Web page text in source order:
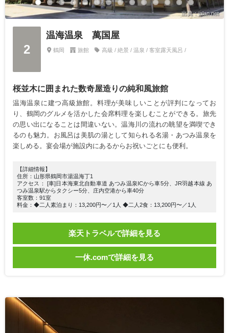
出典：jalan.net
2
温海温泉 萬国屋
鶴岡 旅館 高級 / 絶景 / 温泉 / 客室露天風呂 /
桜並木に囲まれた数奇屋造りの純和風旅館
温海温泉に建つ高級旅館。料理が美味しいことが評判になってお
り、鶴岡のグルメを活かした会席料理を楽しむことができる。旅先
の思い出になることは間違いない。温海川の流れの眺望を満喫でき
るのも魅力。お風呂は美肌の湯として知られる名湯・あつみ温泉を
楽しめる。宴会場が施設内にあるからお祝いごとにも便利。
【詳細情報】
住所：山形県鶴岡市湯温海丁1
アクセス： [車]日本海東北自動車道 あつみ温泉ICから車5分、JR羽越本線 あ
つみ温泉駅からタクシー5分、庄内空港から車40分
客室数：91室
料金：◆二人素泊まり：13,200円〜／1人 ◆二人2食：13,200円〜／1人
楽天トラベルで詳細を見る
一休.comで詳細を見る